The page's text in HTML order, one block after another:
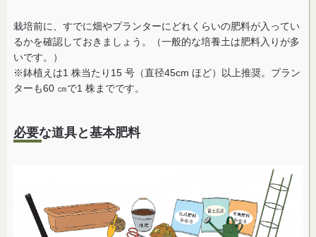
栽培前に、すでに畑やプランターにどれくらいの肥料が入ってい
るかを確認しておきましょう。（一般的な培養土は肥料入りが多
いです。）
※鉢植えは1 株当たり15 号（直径45cm ほど）以上推奨。プラン
ターも60 ㎝で1 株までです。
必要な道具と基本肥料